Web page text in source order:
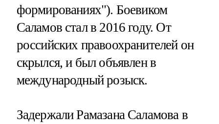
формированиях"). Боевиком
Саламов стал в 2016 году. От
российских правоохранителей он
скрылся, и был объявлен в
международный розыск.
Задержали Рамазана Саламова в